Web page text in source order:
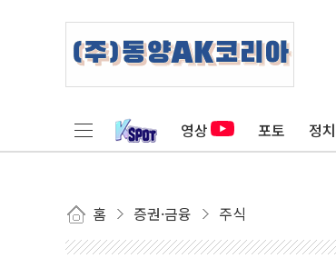
영상 포토 정치
홈 증권·금융 주식